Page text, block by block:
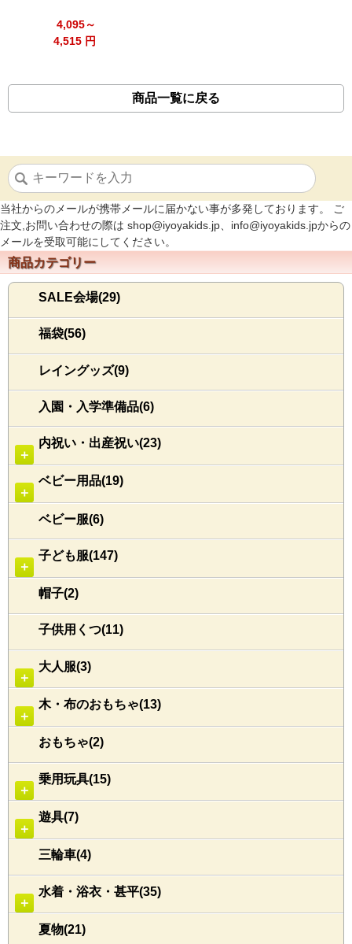
4,095～
4,515 円
商品一覧に戻る
当社からのメールが携帯メールに届かない事が多発しております。 ご
注文,お問い合わせの際は shop@iyoyakids.jp、info@iyoyakids.jpからの
メールを受取可能にしてください。
商品カテゴリー
SALE会場(29)
福袋(56)
レイングッズ(9)
入園・入学準備品(6)
＋
内祝い・出産祝い(23)
＋
ベビー用品(19)
ベビー服(6)
＋
子ども服(147)
帽子(2)
子供用くつ(11)
＋
大人服(3)
＋
木・布のおもちゃ(13)
おもちゃ(2)
＋
乗用玩具(15)
＋
遊具(7)
三輪車(4)
＋
水着・浴衣・甚平(35)
夏物(21)